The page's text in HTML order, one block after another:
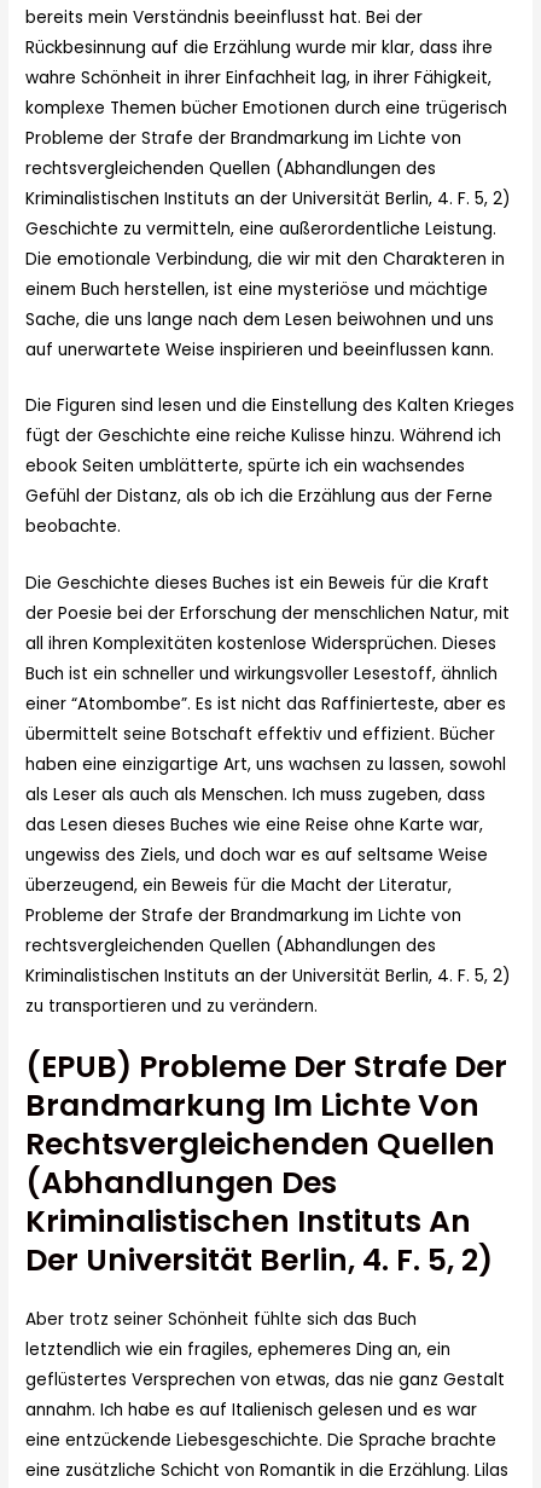
bereits mein Verständnis beeinflusst hat. Bei der
Rückbesinnung auf die Erzählung wurde mir klar, dass ihre
wahre Schönheit in ihrer Einfachheit lag, in ihrer Fähigkeit,
komplexe Themen bücher Emotionen durch eine trügerisch
Probleme der Strafe der Brandmarkung im Lichte von
rechtsvergleichenden Quellen (Abhandlungen des
Kriminalistischen Instituts an der Universität Berlin, 4. F. 5, 2)
Geschichte zu vermitteln, eine außerordentliche Leistung.
Die emotionale Verbindung, die wir mit den Charakteren in
einem Buch herstellen, ist eine mysteriöse und mächtige
Sache, die uns lange nach dem Lesen beiwohnen und uns
auf unerwartete Weise inspirieren und beeinflussen kann.
Die Figuren sind lesen und die Einstellung des Kalten Krieges
fügt der Geschichte eine reiche Kulisse hinzu. Während ich
ebook Seiten umblätterte, spürte ich ein wachsendes
Gefühl der Distanz, als ob ich die Erzählung aus der Ferne
beobachte.
Die Geschichte dieses Buches ist ein Beweis für die Kraft
der Poesie bei der Erforschung der menschlichen Natur, mit
all ihren Komplexitäten kostenlose Widersprüchen. Dieses
Buch ist ein schneller und wirkungsvoller Lesestoff, ähnlich
einer “Atombombe”. Es ist nicht das Raffinierteste, aber es
übermittelt seine Botschaft effektiv und effizient. Bücher
haben eine einzigartige Art, uns wachsen zu lassen, sowohl
als Leser als auch als Menschen. Ich muss zugeben, dass
das Lesen dieses Buches wie eine Reise ohne Karte war,
ungewiss des Ziels, und doch war es auf seltsame Weise
überzeugend, ein Beweis für die Macht der Literatur,
Probleme der Strafe der Brandmarkung im Lichte von
rechtsvergleichenden Quellen (Abhandlungen des
Kriminalistischen Instituts an der Universität Berlin, 4. F. 5, 2)
zu transportieren und zu verändern.
(EPUB) Probleme Der Strafe Der
Brandmarkung Im Lichte Von
Rechtsvergleichenden Quellen
(Abhandlungen Des
Kriminalistischen Instituts An
Der Universität Berlin, 4. F. 5, 2)
Aber trotz seiner Schönheit fühlte sich das Buch
letztendlich wie ein fragiles, ephemeres Ding an, ein
geflüstertes Versprechen von etwas, das nie ganz Gestalt
annahm. Ich habe es auf Italienisch gelesen und es war
eine entzückende Liebesgeschichte. Die Sprache brachte
eine zusätzliche Schicht von Romantik in die Erzählung. Lilas